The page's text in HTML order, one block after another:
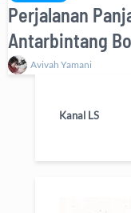
Perjalanan
Antarbintang
Avivah Yamani
Kanal LS